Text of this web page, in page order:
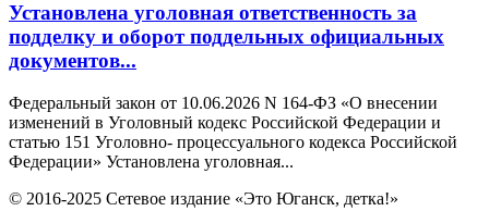
Установлена уголовная ответственность за
подделку и оборот поддельных официальных
документов...
Федеральный закон от 10.06.2026 N 164-ФЗ «О внесении
изменений в Уголовный кодекс Российской Федерации и
статью 151 Уголовно- процессуального кодекса Российской
Федерации» Установлена уголовная...
© 2016-2025 Сетевое издание «Это Юганск, детка!»